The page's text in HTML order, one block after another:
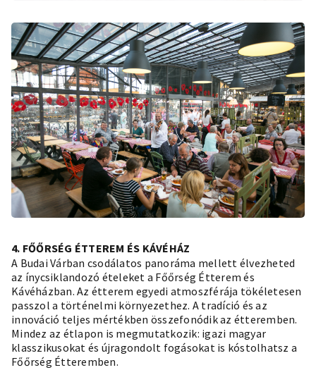
4. FŐŐRSÉG ÉTTEREM ÉS KÁVÉHÁZ
A Budai Várban csodálatos panoráma mellett élvezheted
az ínycsiklandozó ételeket a Főőrség Étterem és
Kávéházban. Az étterem egyedi atmoszférája tökéletesen
passzol a történelmi környezethez. A tradíció és az
innováció teljes mértékben összefonódik az étteremben.
Mindez az étlapon is megmutatkozik: igazi magyar
klasszikusokat és újragondolt fogásokat is kóstolhatsz a
Főőrség Étteremben.